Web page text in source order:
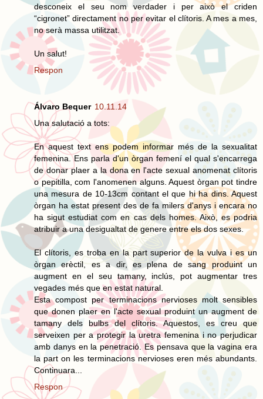
desconeix el seu nom verdader i per això el criden
“cigronet” directament no per evitar el clítoris. A mes a mes,
no serà massa utilitzat.
Un salut!
Respon
Álvaro Bequer 10.11.14
Una salutació a tots:
En aquest text ens podem informar més de la sexualitat
femenina. Ens parla d'un òrgan femení el qual s'encarrega
de donar plaer a la dona en l'acte sexual anomenat clítoris
o pepitilla, com l'anomenen alguns. Aquest òrgan pot tindre
una mesura de 10-13cm contant el que hi ha dins. Aquest
òrgan ha estat present des de fa milers d'anys i encara no
ha sigut estudiat com en cas dels homes. Això, es podria
atribuir a una desigualtat de genere entre els dos sexes.
El clítoris, es troba en la part superior de la vulva i es un
òrgan erèctil, es a dir, es plena de sang produint un
augment en el seu tamany, inclús, pot augmentar tres
vegades més que en estat natural.
Esta compost per terminacions nervioses molt sensibles
que donen plaer en l'acte sexual produint un augment de
tamany dels bulbs del clítoris. Aquestos, es creu que
serveixen per a protegir la uretra femenina i no perjudicar
amb danys en la penetració. Es pensava que la vagina era
la part on les terminacions nervioses eren més abundants.
Continuara...
Respon